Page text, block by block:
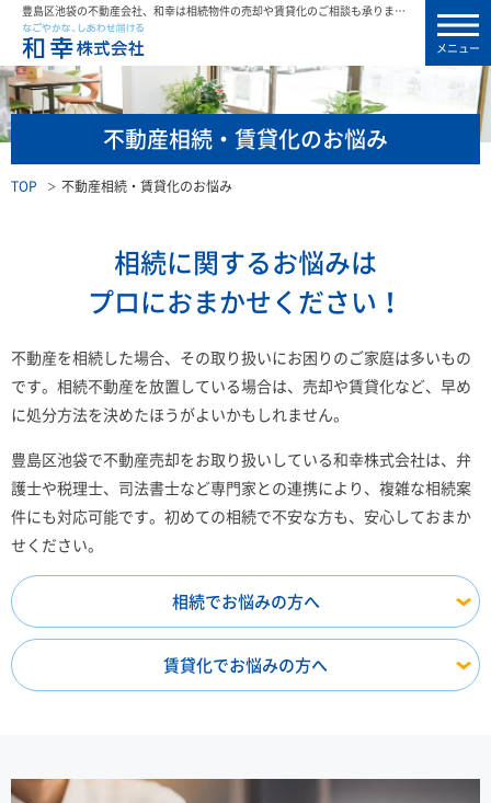
豊島区池袋の不動産会社、和幸は相続物件の売却や賃貸化のご相談も承ります。
メニュー
不動産相続・賃貸化のお悩み
TOP 不動産相続・賃貸化のお悩み
相続に関するお悩みは
プロにおまかせください！
不動産を相続した場合、その取り扱いにお困りのご家庭は多いもの
です。相続不動産を放置している場合は、売却や賃貸化など、早め
に処分方法を決めたほうがよいかもしれません。
豊島区池袋で不動産売却をお取り扱いしている和幸株式会社は、弁
護士や税理士、司法書士など専門家との連携により、複雑な相続案
件にも対応可能です。初めての相続で不安な方も、安心しておまか
せください。
相続でお悩みの方へ
賃貸化でお悩みの方へ